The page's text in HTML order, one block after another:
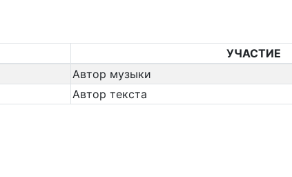
УЧАСТИЕ
Автор музыки
Автор текста